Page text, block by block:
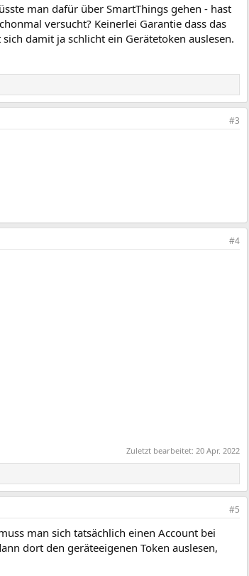
man dafür über SmartThings gehen - hast
versucht? Keinerlei Garantie dass das
damit ja schlicht ein Gerätetoken auslesen.
#3
#4
Zuletzt bearbeitet: 20 Apr. 2022
#5
man sich tatsächlich einen Account bei
dort den geräteeigenen Token auslesen,